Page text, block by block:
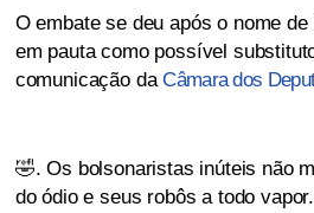
O embate se deu após o nome
em pauta como possível
comunicação daCâmara dos
🤣. Os bolsonaristas inúteis não
do ódio e seus robôs a todo